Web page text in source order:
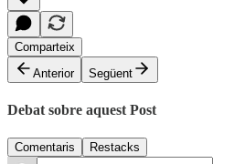
Comparteix
Anterior
Següent
Debat sobre aquest Post
Comentaris Restacks